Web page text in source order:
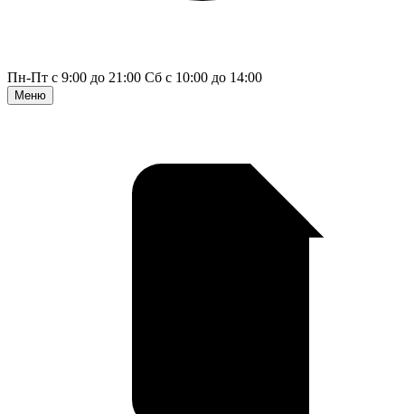
Пн-Пт с 9:00 до 21:00 Сб с 10:00 до 14:00
Меню